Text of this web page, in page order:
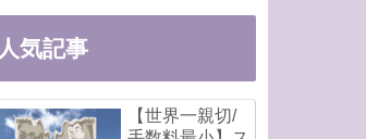
人気記事
【世界一親切/